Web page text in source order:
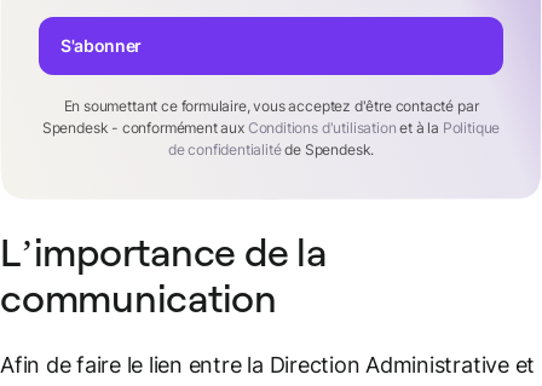
En soumettant ce formulaire, vous acceptez d'être contacté par
Spendesk - conformément aux Conditions d'utilisation et à la Politique
de confidentialitéde Spendesk.
S'abonner
L’importance de la
communication
Afin de faire le lien entre la Direction Administrative et